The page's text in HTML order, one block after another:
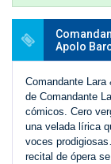
Apolo
Comandante
de Comandante
cómicos. Cero
una velada lírica
voces
recital de ópera